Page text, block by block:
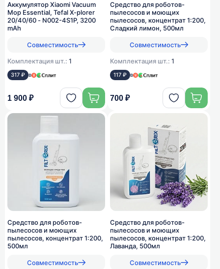
Аккумулятор Xiaomi Vacuum
Mop Essential, Tefal X-plorer
20/40/60 - N002-4S1P, 3200
mAh
Совместимость
Комплектация шт.: 1
317 ₽ в
1 900 ₽
Средство для роботов-
пылесосов и моющих
пылесосов, концентрат 1:200,
Сладкий лимон, 500мл
Совместимость
Комплектация шт.: 1
117 ₽ в
700 ₽
Средство для роботов-
пылесосов и моющих
пылесосов, концентрат 1:200,
500мл
Совместимость
Средство для роботов-
пылесосов и моющих
пылесосов, концентрат 1:200,
Лаванда, 500мл
Совместимость